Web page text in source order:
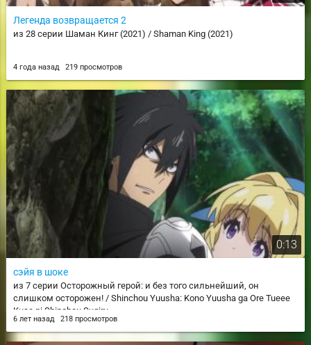
Легенда возвращается 2
из 28 серии Шаман Кинг (2021) / Shaman King (2021)
4 года назад 219 просмотров
0:13
сэйя в шоке
из 7 серии Осторожный герой: и без того сильнейший, он
слишком осторожен! / Shinchou Yuusha: Kono Yuusha ga Ore Tueee
Kuse ni Shinchou Sugiru
6 лет назад 218 просмотров